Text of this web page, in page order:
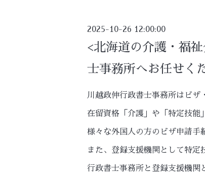
2025-10-26 12:00:00
<北海道の介護・福
士事務所へお任せく
川越政伸行政書士事務所はビザ
在留資格「介護」や「特定技能
様々な外国人の方のビザ申請手
また、登録支援機関として特定
行政書士事務所と登録支援機関